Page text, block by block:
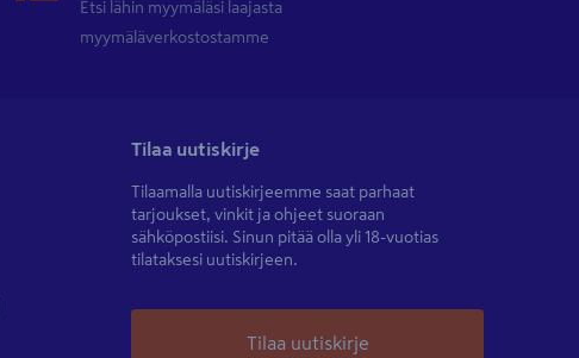
Etsi lähin myymäläsi laajasta
myymäläverkostostamme
Tilaa uutiskirje
Tilaamalla uutiskirjeemme saat parhaat
tarjoukset, vinkit ja ohjeet suoraan
sähköpostiisi. Sinun pitää olla yli 18-vuotias
tilataksesi uutiskirjeen.
Tilaa uutiskirje